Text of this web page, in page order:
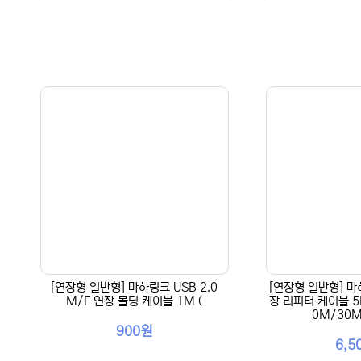
[연장형 일반형] 마하링크 USB 2.0
M/F 연장 몰딩 케이블 1M (
900원
[연장형 일반형]
장 리피터 케이
0M/30M